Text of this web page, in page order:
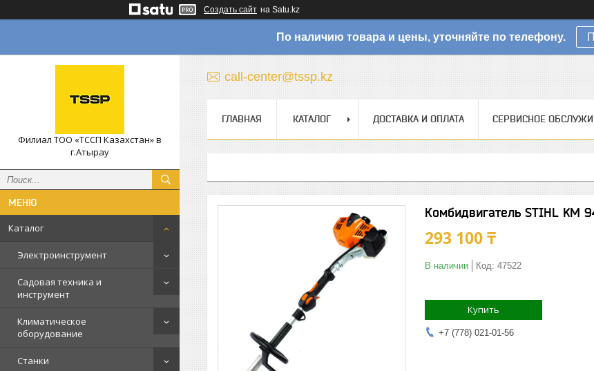
Создать сайт на Satu.kz
По наличию товара и цены, уточняйте по телефону.
Филиал ТОО «ТССП Казахстан» в
г.Атырау
Каталог
Электроинструмент
Садовая техника и
инструмент
Климатическое
оборудование
Станки
call-center@tssp.kz
ГЛАВНАЯ КАТАЛОГ ДОСТАВКА И ОПЛАТА СЕРВИСНОЕ
Комбидвигатель STIHL KM
293 100 ₸
В наличии Код: 47522
Купить
+7 (778) 021-01-56